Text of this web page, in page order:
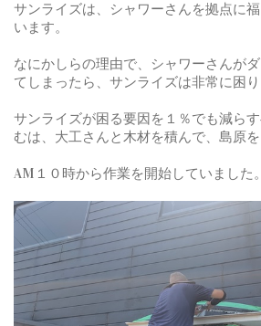
サンライズは、シャワーさんを拠点に
います。
なにかしらの理由で、シャワーさんが
てしまったら、サンライズは非常に困り
サンライズが困る要因を１％でも減ら
むは、大工さんと木材を積んで、島原を
AM１０時から作業を開始していました。